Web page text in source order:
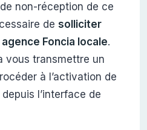
non-réception de ce
de solliciter
Foncia locale.
vous transmettre un
à l’activation de
l’interface de